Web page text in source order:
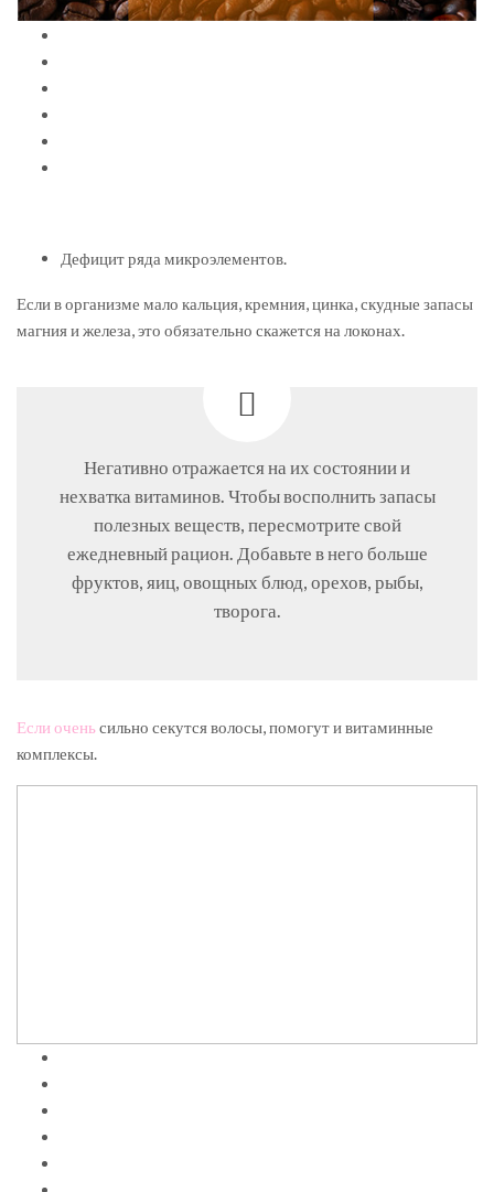
Дефицит ряда микроэлементов.
Если в организме мало кальция, кремния, цинка, скудные запасы
магния и железа, это обязательно скажется на локонах.
Негативно отражается на их состоянии и
нехватка витаминов. Чтобы восполнить запасы
полезных веществ, пересмотрите свой
ежедневный рацион. Добавьте в него больше
фруктов, яиц, овощных блюд, орехов, рыбы,
творога.
Если оченьсильно секутся волосы, помогут и витаминные
комплексы.